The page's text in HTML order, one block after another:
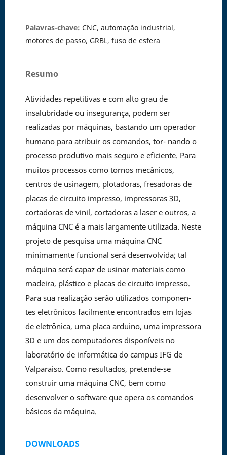
Palavras-chave: CNC, automação industrial,
motores de passo, GRBL, fuso de esfera
Resumo
Atividades repetitivas e com alto grau de
insalubridade ou insegurança, podem ser
realizadas por máquinas, bastando um operador
humano para atribuir os comandos, tor- nando o
processo produtivo mais seguro e eficiente. Para
muitos processos como tornos mecânicos,
centros de usinagem, plotadoras, fresadoras de
placas de circuito impresso, impressoras 3D,
cortadoras de vinil, cortadoras a laser e outros, a
máquina CNC é a mais largamente utilizada. Neste
projeto de pesquisa uma máquina CNC
minimamente funcional será desenvolvida; tal
máquina será capaz de usinar materiais como
madeira, plástico e placas de circuito impresso.
Para sua realização serão utilizados componen-
tes eletrônicos facilmente encontrados em lojas
de eletrônica, uma placa arduino, uma impressora
3D e um dos computadores disponíveis no
laboratório de informática do campus IFG de
Valparaiso. Como resultados, pretende-se
construir uma máquina CNC, bem como
desenvolver o software que opera os comandos
básicos da máquina.
DOWNLOADS